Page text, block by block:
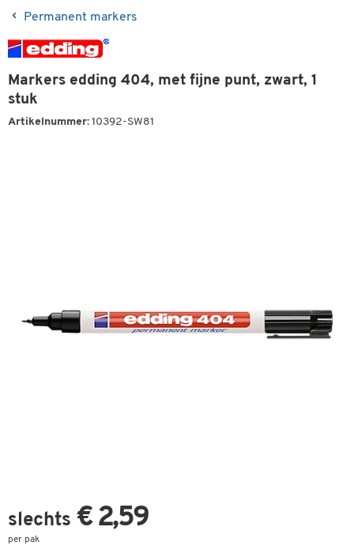
Permanent markers
Markers edding 404, met fijne punt, zwart, 1
stuk
Artikelnummer: 10392-SW81
slechts € 2,59
per pak